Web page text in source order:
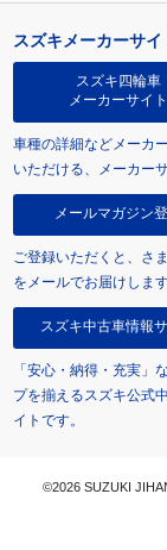
スズキメーカーサイ
スズキ四輪車
メーカーサイト
車種の詳細などメーカ
いただける、メーカー
メールマガジン
ご登録いただくと、さ
をメールでお届けします
スズキ中古車情報
「安心・納得・充実」
プを揃えるスズキ公式
イトです。
©2026 SUZUKI